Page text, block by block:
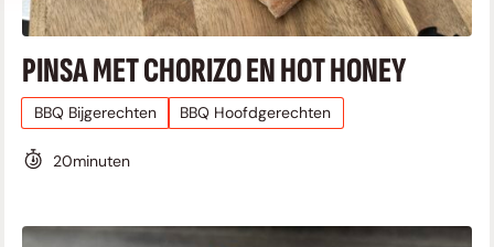
PINSA MET CHORIZO EN HOT HONEY
BBQ Bijgerechten BBQ Hoofdgerechten
20minuten